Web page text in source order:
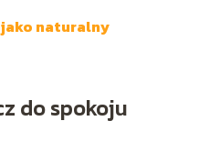
naturalny
do spokoju